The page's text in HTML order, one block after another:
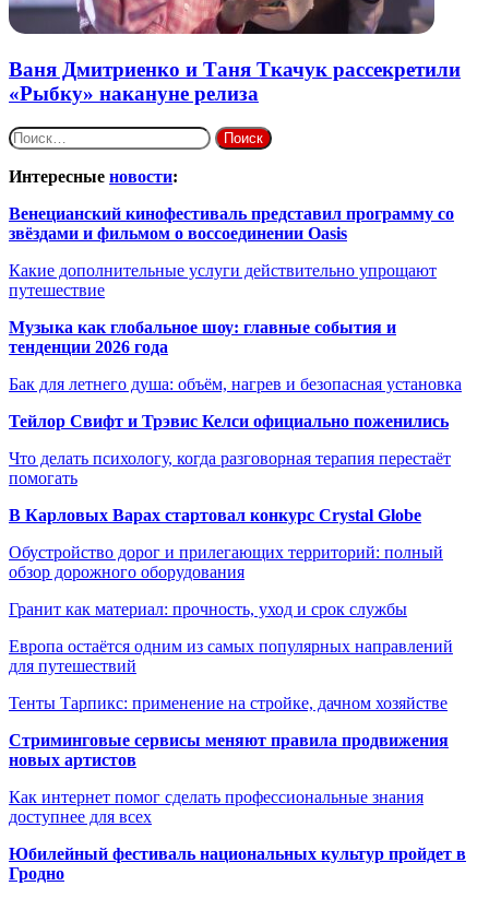
Ваня Дмитриенко и Таня Ткачук рассекретили
«Рыбку» накануне релиза
Найти:
Интересные новости:
Венецианский кинофестиваль представил программу со
звёздами и фильмом о воссоединении Oasis
Какие дополнительные услуги действительно упрощают
путешествие
Музыка как глобальное шоу: главные события и
тенденции 2026 года
Бак для летнего душа: объём, нагрев и безопасная установка
Тейлор Свифт и Трэвис Келси официально поженились
Что делать психологу, когда разговорная терапия перестаёт
помогать
В Карловых Варах стартовал конкурс Crystal Globe
Обустройство дорог и прилегающих территорий: полный
обзор дорожного оборудования
Гранит как материал: прочность, уход и срок службы
Европа остаётся одним из самых популярных направлений
для путешествий
Тенты Тарпикс: применение на стройке, дачном хозяйстве
Стриминговые сервисы меняют правила продвижения
новых артистов
Как интернет помог сделать профессиональные знания
доступнее для всех
Юбилейный фестиваль национальных культур пройдет в
Гродно